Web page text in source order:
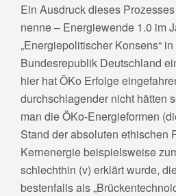
Ein Ausdruck dieses
nenne – Energiewende 1.0 im
„Energiepolitischer Konsens“
Bundesrepublik Deutschland
hier hat ÖKo Erfolge
durchschlagender nicht hätten
man die ÖKo-Energieformen
Stand der absoluten ethischen
Kernenergie beispielsweise
schlechthin (v) erklärt wurde,
bestenfalls als